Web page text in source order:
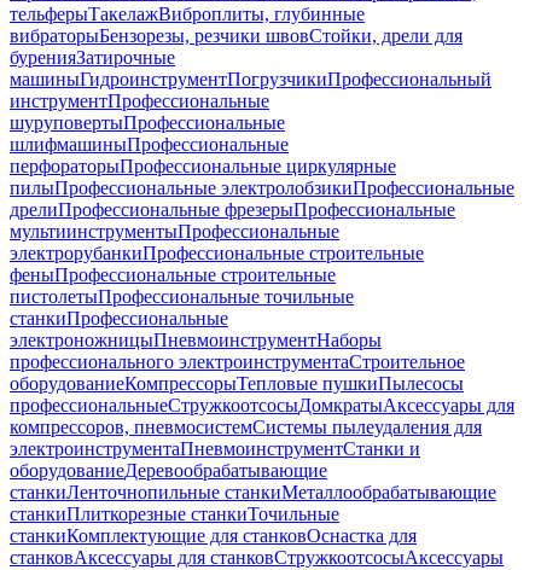
тельферыТакелажВиброплиты, глубинные
вибраторыБензорезы, резчики швовСтойки, дрели для
буренияЗатирочные
машиныГидроинструментПогрузчикиПрофессиональный
инструментПрофессиональные
шуруповертыПрофессиональные
шлифмашиныПрофессиональные
перфораторыПрофессиональные циркулярные
пилыПрофессиональные электролобзикиПрофессиональные
дрелиПрофессиональные фрезерыПрофессиональные
мультиинструментыПрофессиональные
электрорубанкиПрофессиональные строительные
феныПрофессиональные строительные
пистолетыПрофессиональные точильные
станкиПрофессиональные
электроножницыПневмоинструментНаборы
профессионального электроинструментаСтроительное
оборудованиеКомпрессорыТепловые пушкиПылесосы
профессиональныеСтружкоотсосыДомкратыАксессуары для
компрессоров, пневмосистемСистемы пылеудаления для
электроинструментаПневмоинструментСтанки и
оборудованиеДеревообрабатывающие
станкиЛенточнопильные станкиМеталлообрабатывающие
станкиПлиткорезные станкиТочильные
станкиКомплектующие для станковОснастка для
станковАксессуары для станковСтружкоотсосыАксессуары